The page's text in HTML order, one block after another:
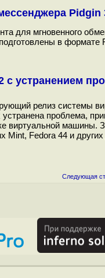
Pidgin
для мгновенного
в
с устранением
релиз системы
проблема,
виртуальной машины.
Mint, Fedora 44 и
Следующая